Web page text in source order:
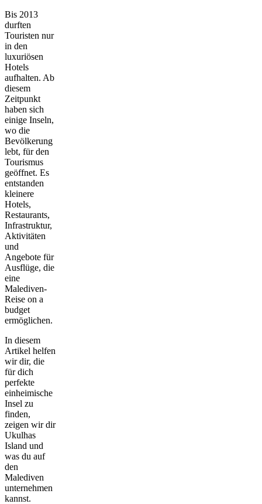
Bis 2013
durften
Touristen nur
in den
luxuriösen
Hotels
aufhalten. Ab
diesem
Zeitpunkt
haben sich
einige Inseln,
wo die
Bevölkerung
lebt, für den
Tourismus
geöffnet. Es
entstanden
kleinere
Hotels,
Restaurants,
Infrastruktur,
Aktivitäten
und
Angebote für
Ausflüge, die
eine
Malediven-
Reise on a
budget
ermöglichen.
In diesem
Artikel helfen
wir dir, die
für dich
perfekte
einheimische
Insel zu
finden,
zeigen wir dir
Ukulhas
Island und
was du auf
den
Malediven
unternehmen
kannst.